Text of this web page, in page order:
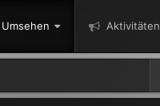
Umsehen Aktivitäten